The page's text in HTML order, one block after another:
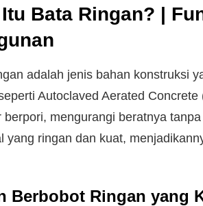
Bata Ringan? |
adalah jenis bahan konstruksi
Autoclaved Aerated
berpori, mengurangi beratnya
yang ringan dan kuat,
Berbobot Ringan yang